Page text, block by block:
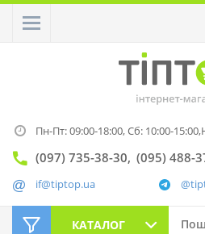
Пн-Пт: 09:00-18:00,Сб: 10:00-15:00,
(097) 735-38-30 (095) 488-
if@tiptop.ua
КАТАЛОГ